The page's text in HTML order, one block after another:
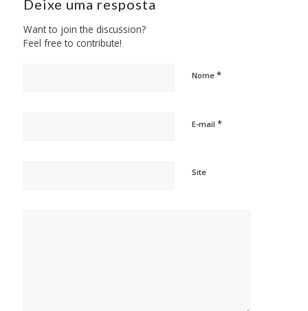
Deixe uma resposta
Want to join the discussion?
Feel free to contribute!
Nome *
E-mail *
Site